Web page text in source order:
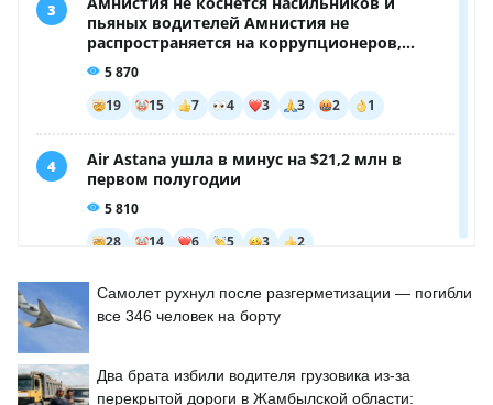
Самолет рухнул после разгерметизации — погибли
все 346 человек на борту
Два брата избили водителя грузовика из-за
перекрытой дороги в Жамбылской области: